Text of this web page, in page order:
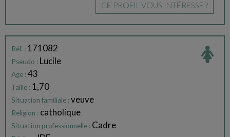
CE PROFIL VOUS INTÉRESSE ?
Réf. : 171082
Pseudo : Lucile
Age :43
Taille : 1,70
Situation familiale :veuve
Religion : catholique
Situation professionnelle : Cadre